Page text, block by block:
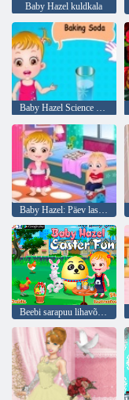
Baby Hazel kuldkala
Baby Hazel Science Fair Play
Baby Hazel: Päev lasteaias
Beebi sarapuu lihavõttepühade lõbu